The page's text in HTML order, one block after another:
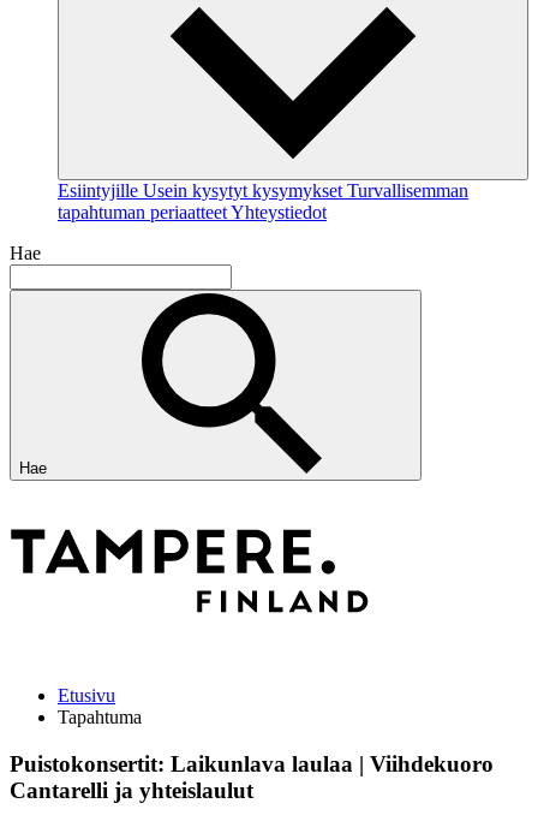
Esiintyjille Usein kysytyt kysymykset Turvallisemman
tapahtuman periaatteetYhteystiedot
Hae
Hae
Etusivu
Tapahtuma
Puistokonsertit: Laikunlava laulaa | Viihdekuoro
Cantarelli ja yhteislaulut